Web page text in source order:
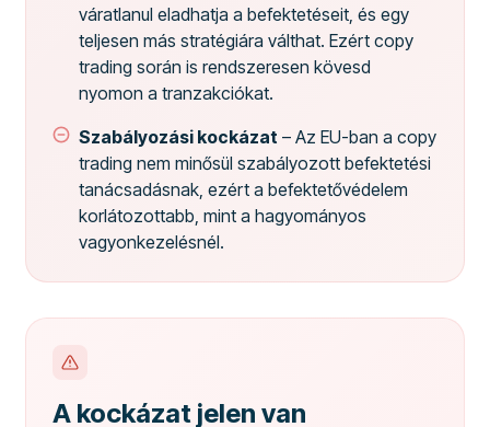
váratlanul eladhatja a befektetéseit, és egy
teljesen más stratégiára válthat. Ezért copy
trading során is rendszeresen kövesd
nyomon a tranzakciókat.
Szabályozási kockázat – Az EU-ban a copy
trading nem minősül szabályozott befektetési
tanácsadásnak, ezért a befektetővédelem
korlátozottabb, mint a hagyományos
vagyonkezelésnél.
A kockázat jelen van